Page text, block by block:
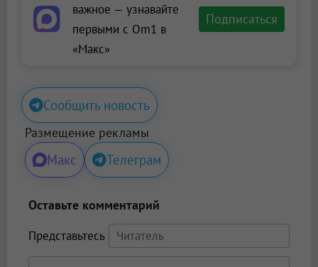
важное — узнавайте
первыми с Om1 в
«Макс»
Подписаться
Сообщить новость
Размещение рекламы
Макс Телеграм
Оставьте комментарий
Представьтесь